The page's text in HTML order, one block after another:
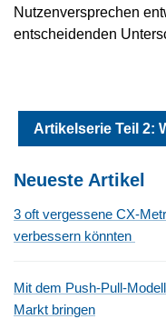
Nutzenversprechen
entscheidenden
Artikelserie Teil 2:
Neueste Artikel
3 oft vergessene CX-
verbessern könnten
Mit dem Push-Pull-
Markt bringen